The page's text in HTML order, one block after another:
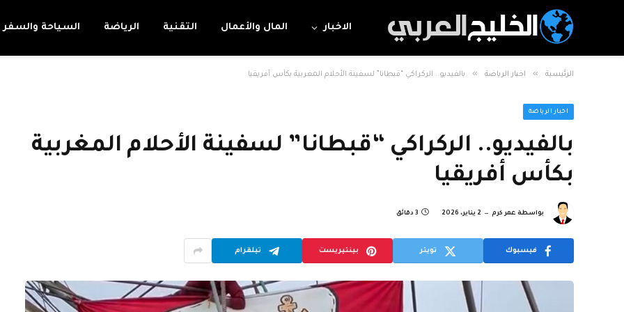
الاخبار المال والأعمال التقنية الرياضة السياحة والسفر
الرئيسية » اخبار الرياضة » بالفيديو.. الركراكي “قبطانا” لسفينة الأحلام المغربية بكأس أفريقيا
اخبار الرياضة
بالفيديو.. الركراكي “قبطانا” لسفينة الأحلام المغربية
بكأس أفريقيا
بواسطة عمر كرم 2 يناير، 2026 3 دقائق
فيسبوك تويتر بينتيريست تيلقرام